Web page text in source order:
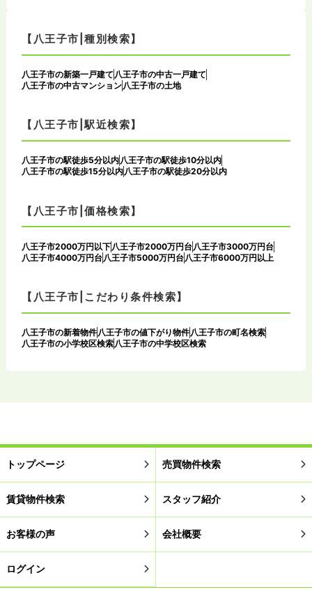
【八王子市|種別検索】
八王子市の新築一戸建て 八王子市の中古一戸建て
八王子市の中古マンション 八王子市の土地
【八王子市|駅近検索】
八王子市の駅徒歩5分以内八王子市の駅徒歩10分以内
八王子市の駅徒歩15分以内八王子市の駅徒歩20分以内
【八王子市|価格検索】
八王子市2000万円以下 八王子市2000万円台 八王子市3000万円台
八王子市4000万円台 八王子市5000万円台 八王子市6000万円以上
【八王子市|こだわり条件検索】
八王子市の新着物件 八王子市の値下がり物件 八王子市の町名検索
八王子市の小学校区検索 八王子市の中学校区検索
トップページ 売買物件検索
賃貸物件検索 スタッフ紹介
お客様の声 会社概要
ログイン